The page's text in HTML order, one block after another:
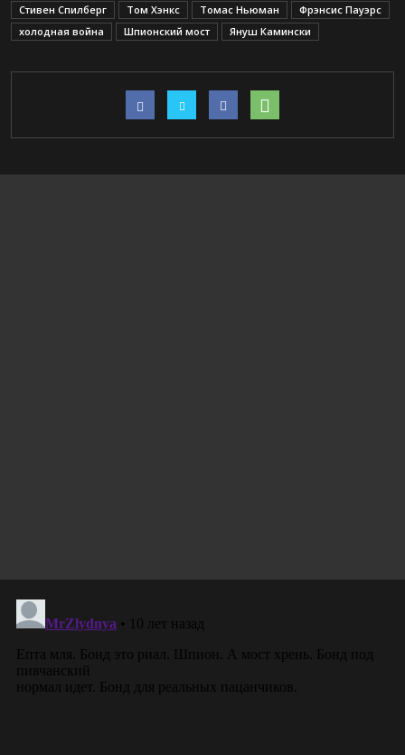
Стивен Спилберг
Том Хэнкс Томас Ньюман
Фрэнсис Пауэрс
холодная война
Шпионский мост Януш Камински